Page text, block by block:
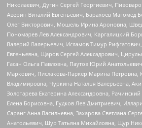
Николаевич, Дугин Сергей Георгиевич,
Аверин Виталий Евгеньевич, Барахоев Магомед
Олег Викторович, Мошель Ирина Ароновна,
Пономарев Лев Александрович, Каргалицкий
Валерий Валерьевич, Исламов Тимур
Евгеньевна, Щаров Сергей Алексадрович,
Гасан Ольга Павловна, Паутов Юрий
Маркович, Пислакова-Паркер Марина Петровна,
Владимировна, Чуркина Наталья Валерьевна,
Золотарева Екатерина Александровна,
Елена Борисовна, Гудков Лев Дмитриевич,
Саранг Анна Васильевна, Захарова Светлана
Анатольевич, Щур Татьяна Михайловна, Щур